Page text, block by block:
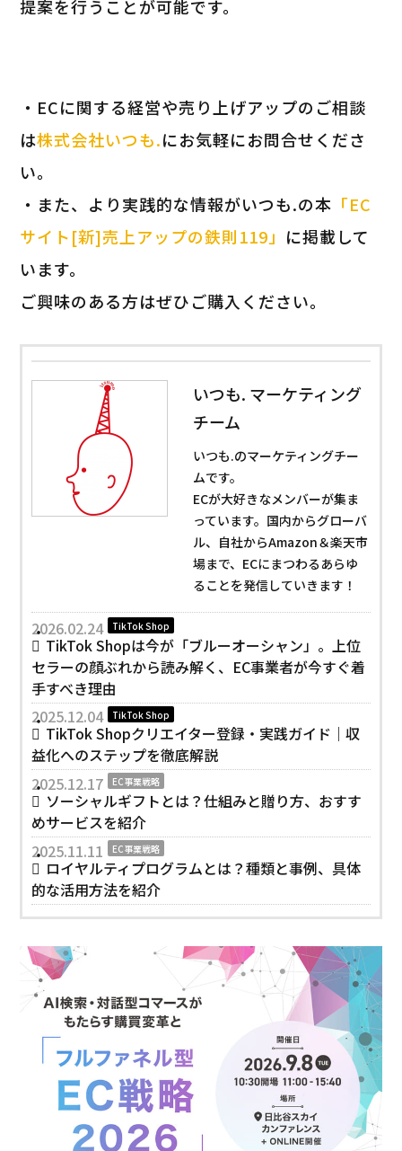
提案を行うことが可能です。
・ECに関する経営や売り上げアップのご相談
は株式会社いつも.にお気軽にお問合せくださ
い。
・また、より実践的な情報がいつも.の本 「EC
サイト[新]売上アップの鉄則119」 に掲載して
います。
ご興味のある方はぜひご購入ください。
いつも. マーケティング
チーム
いつも.のマーケティングチー
ムです。
ECが大好きなメンバーが集ま
っています。国内からグローバ
ル、自社からAmazon＆楽天市
場まで、ECにまつわるあらゆ
ることを発信していきます！
2026.02.24 TikTok Shop
TikTok Shopは今が「ブルーオーシャン」。上位
セラーの顔ぶれから読み解く、EC事業者が今すぐ着
手すべき理由
2025.12.04
TikTok Shop
TikTok Shopクリエイター登録・実践ガイド｜収
益化へのステップを徹底解説
2025.12.17
EC事業戦略
ソーシャルギフトとは？仕組みと贈り方、おすす
めサービスを紹介
2025.11.11
EC事業戦略
ロイヤルティプログラムとは？種類と事例、具体
的な活用方法を紹介